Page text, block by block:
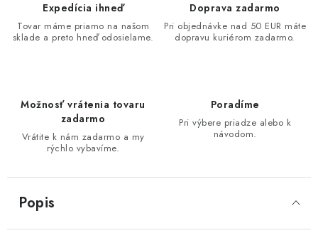
Expedícia ihneď
Tovar máme priamo na našom
sklade a preto hneď odosielame.
Doprava zadarmo
Pri objednávke nad 50 EUR máte
dopravu kuriérom zadarmo.
Možnosť vrátenia tovaru
zadarmo
Vrátite k nám zadarmo a my
rýchlo vybavíme.
Poradíme
Pri výbere priadze alebo k
návodom.
Popis